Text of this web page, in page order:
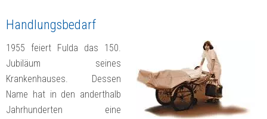
Handlungsbedarf
1955 feiert Fulda das 150.
Jubiläum seines
Krankenhauses. Dessen
Name hat in den anderthalb
Jahrhunderten eine